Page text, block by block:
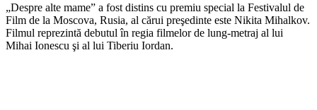
„Despre alte mame” a fost distins cu premiu special la Festivalul de
Film de la Moscova, Rusia, al cărui preşedinte este Nikita Mihalkov.
Filmul reprezintă debutul în regia filmelor de lung-metraj al lui
Mihai Ionescu şi al lui Tiberiu Iordan.